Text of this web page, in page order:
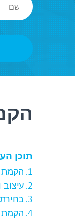
תוכן
הקמת
עיצוב
הקמת